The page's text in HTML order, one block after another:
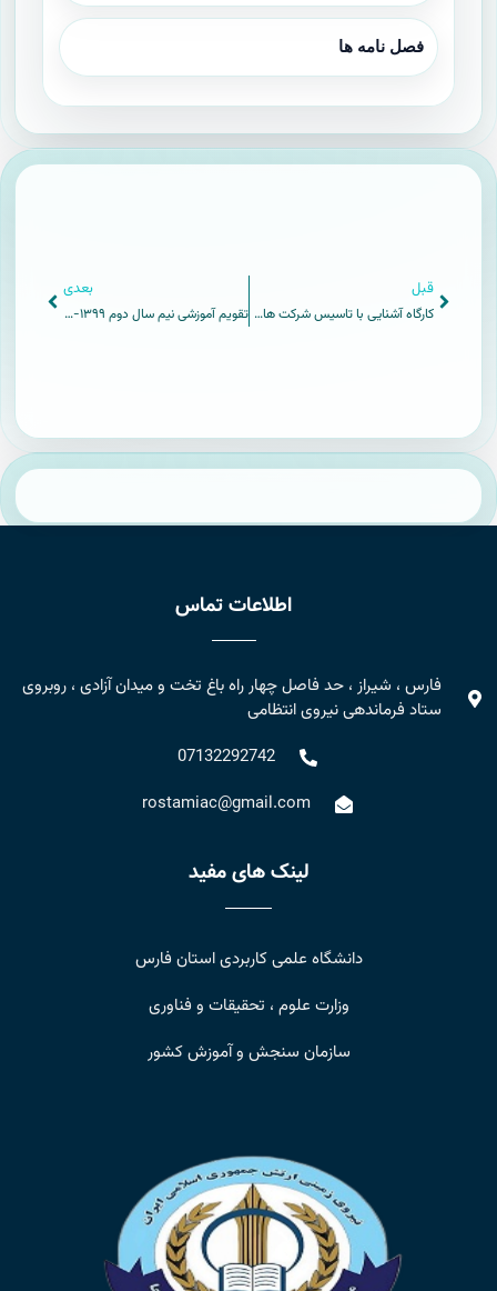
فصل نامه ها
قبل
کارگاه آشنایی با تاسیس شرکت های دانش بنیان
بعدی
تقویم آموزشی نیم سال دوم ۱۳۹۹-۱۴۰۰
اطلاعات تماس
فارس ، شیراز ، حد فاصل چهار راه باغ تخت و میدان آزادی ، روبروی
ستاد فرماندهی نیروی انتظامی
07132292742
rostamiac@gmail.com
لینک های مفید
دانشگاه علمی کاربردی استان فارس
وزارت علوم ، تحقیقات و فناوری
سازمان سنجش و آموزش کشور